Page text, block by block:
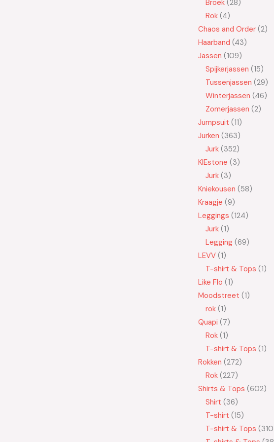
Broek 28
Rok 4
Chaos and Order 2
Haarband 43
Jassen 109
Spijkerjassen 15
Tussenjassen 29
Winterjassen 46
Zomerjassen 2
Jumpsuit 11
Jurken 363
Jurk 352
KIEstone 3
Jurk 3
Kniekousen 58
Kraagje 9
Leggings 124
Jurk 1
Legging 69
LEVV 1
T-shirt & Tops 1
Like Flo 1
Moodstreet 1
rok 1
Quapi 7
Rok 1
T-shirt & Tops 1
Rokken 272
Rok 227
Shirts & Tops 602
Shirt 36
T-shirt 15
T-shirt & Tops 310